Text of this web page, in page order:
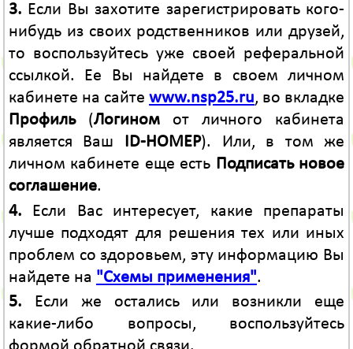
3. Если Вы захотите зарегистрировать кого-
нибудь из своих родственников или друзей,
то воспользуйтесь уже своей реферальной
ссылкой. Ее Вы найдете в своем личном
кабинете на сайтеwww.nsp25.ru, во вкладке
Профиль(Логиномот личного кабинета
является Ваш ID-НОМЕР). Или, в том же
личном кабинете еще есть Подписать новое
соглашение.
4. Если Вас интересует, какие препараты
лучше подходят для решения тех или иных
проблем со здоровьем, эту информацию Вы
найдете на "Схемы применения".
5. Если же остались или возникли еще
какие-либо вопросы, воспользуйтесь